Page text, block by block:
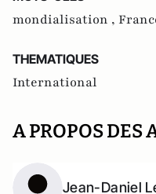
mondialisation ,
THEMATIQUES
International
A PROPOS DES
Jean-Daniel